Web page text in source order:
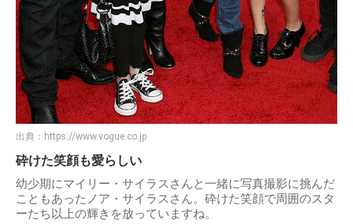
出典： https://www.vogue.co.jp
砕けた笑顔も愛らしい
幼少期にマイリー・サイラスさんと一緒に写真撮影に挑んだ
こともあったノア・サイラスさん。砕けた笑顔で周囲のスタ
ーたち以上の輝きを放っていますね。